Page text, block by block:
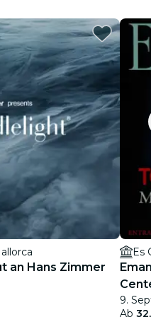
an Hans Zimmer
Es
9.
Ab